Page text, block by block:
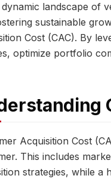
landscape of
sustainable
Cost (CAC). By
optimize portfolio
Acquisition Cost
This includes
strategies, while a